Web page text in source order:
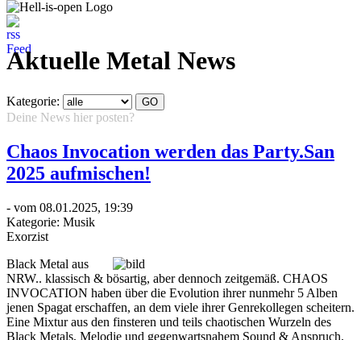
Aktuelle Metal News
Kategorie:
Deine News hier posten?
Chaos Invocation werden das Party.San
2025 aufmischen!
- vom 08.01.2025, 19:39
Kategorie: Musik
Exorzist
Black Metal aus
NRW.. klassisch & bösartig, aber dennoch zeitgemäß. CHAOS
INVOCATION haben über die Evolution ihrer nunmehr 5 Alben
jenen Spagat erschaffen, an dem viele ihrer Genrekollegen scheitern.
Eine Mixtur aus den finsteren und teils chaotischen Wurzeln des
Black Metals, Melodie und gegenwartsnahem Sound & Anspruch.